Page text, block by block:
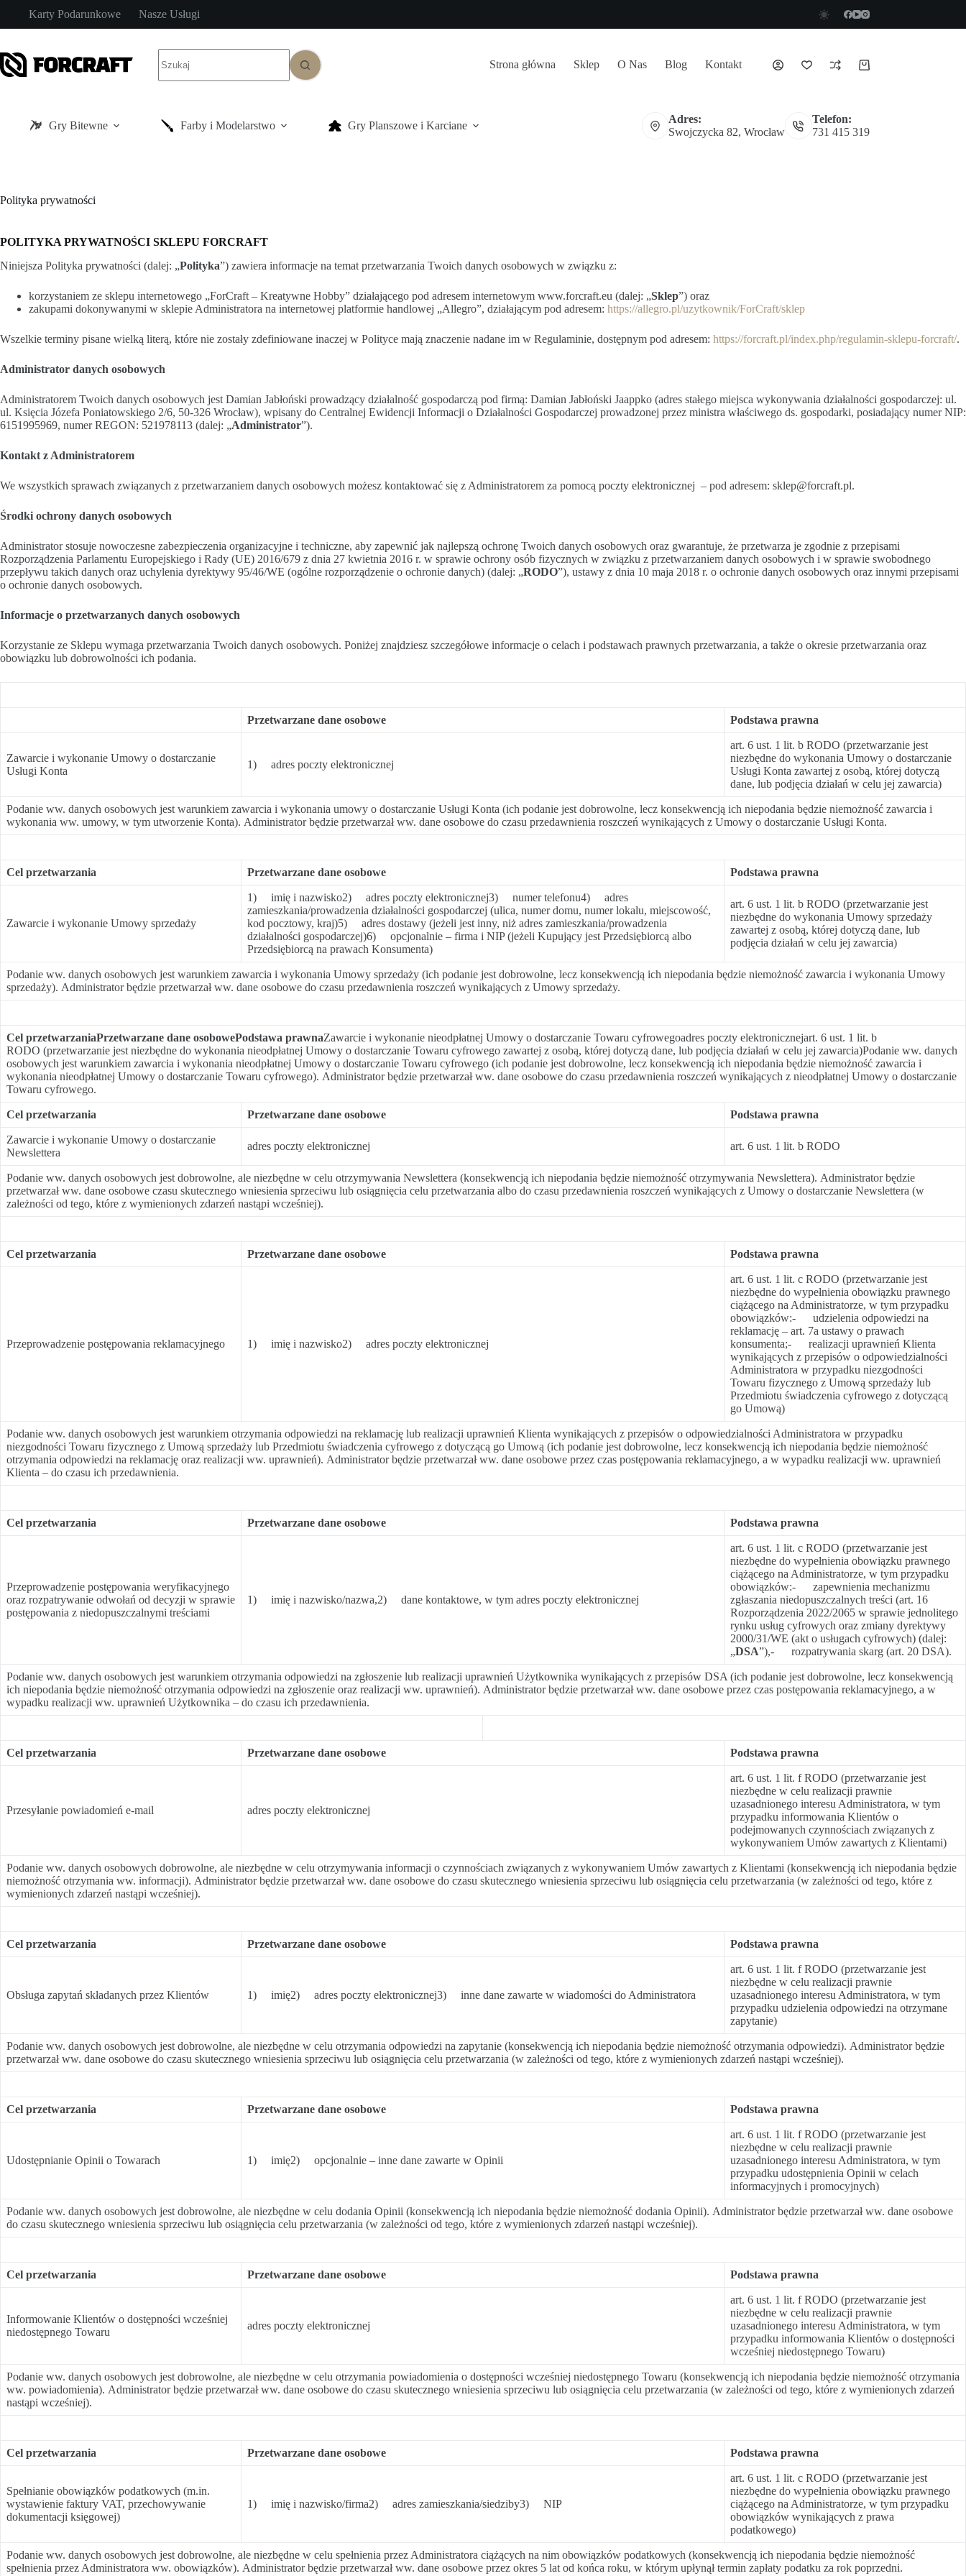
treści
Karty Podarunkowe Nasze Usługi
wyników
Strona główna Sklep O Nas Blog Kontakt Koszyk
Gry Bitewne Farby i Modelarstwo Gry Planszowe i Karciane
Adres:
Swojczycka 82, Wrocław
Telefon:
731 415 319
Polityka prywatności
POLITYKA PRYWATNOŚCI SKLEPU FORCRAFT
Niniejsza Polityka prywatności (dalej: „Polityka”) zawiera informacje na temat przetwarzania Twoich danych osobowych w związku z:
korzystaniem ze sklepu internetowego „ForCraft – Kreatywne Hobby” działającego pod adresem internetowym www.forcraft.eu (dalej: „Sklep”) oraz
zakupami dokonywanymi w sklepie Administratora na internetowej platformie handlowej „Allegro”, działającym pod adresem: https://allegro.pl/uzytkownik/ForCraft/sklep
Wszelkie terminy pisane wielką literą, które nie zostały zdefiniowane inaczej w Polityce mają znaczenie nadane im w Regulaminie, dostępnym pod adresem: https://forcraft.pl/index.php/regulamin-sklepu-forcraft/.
Administrator danych osobowych
Administratorem Twoich danych osobowych jest Damian Jabłoński prowadzący działalność gospodarczą pod firmą: Damian Jabłoński Jaappko (adres stałego miejsca wykonywania działalności gospodarczej: ul.
ul. Księcia Józefa Poniatowskiego 2/6, 50-326 Wrocław), wpisany do Centralnej Ewidencji Informacji o Działalności Gospodarczej prowadzonej przez ministra właściwego ds. gospodarki, posiadający numer NIP:
6151995969, numer REGON: 521978113 (dalej: „Administrator”).
Kontakt z Administratorem
We wszystkich sprawach związanych z przetwarzaniem danych osobowych możesz kontaktować się z Administratorem za pomocą poczty elektronicznej – pod adresem: sklep@forcraft.pl.
Środki ochrony danych osobowych
Administrator stosuje nowoczesne zabezpieczenia organizacyjne i techniczne, aby zapewnić jak najlepszą ochronę Twoich danych osobowych oraz gwarantuje, że przetwarza je zgodnie z przepisami
Rozporządzenia Parlamentu Europejskiego i Rady (UE) 2016/679 z dnia 27 kwietnia 2016 r. w sprawie ochrony osób fizycznych w związku z przetwarzaniem danych osobowych i w sprawie swobodnego
przepływu takich danych oraz uchylenia dyrektywy 95/46/WE (ogólne rozporządzenie o ochronie danych) (dalej: „RODO”), ustawy z dnia 10 maja 2018 r. o ochronie danych osobowych oraz innymi przepisami
o ochronie danych osobowych.
Informacje o przetwarzanych danych osobowych
Korzystanie ze Sklepu wymaga przetwarzania Twoich danych osobowych. Poniżej znajdziesz szczegółowe informacje o celach i podstawach prawnych przetwarzania, a także o okresie przetwarzania oraz
obowiązku lub dobrowolności ich podania.
Przetwarzane dane osobowe Podstawa prawna
Zawarcie i wykonanie Umowy o dostarczanie
Usługi Konta
1) adres poczty elektronicznej
art. 6 ust. 1 lit. b RODO (przetwarzanie jest
niezbędne do wykonania Umowy o dostarczanie
Usługi Konta zawartej z osobą, której dotyczą
dane, lub podjęcia działań w celu jej zawarcia)
Podanie ww. danych osobowych jest warunkiem zawarcia i wykonania umowy o dostarczanie Usługi Konta (ich podanie jest dobrowolne, lecz konsekwencją ich niepodania będzie niemożność zawarcia i
wykonania ww. umowy, w tym utworzenie Konta). Administrator będzie przetwarzał ww. dane osobowe do czasu przedawnienia roszczeń wynikających z Umowy o dostarczanie Usługi Konta.
Cel przetwarzania Przetwarzane dane osobowe Podstawa prawna
Zawarcie i wykonanie Umowy sprzedaży
1) imię i nazwisko2) adres poczty elektronicznej3) numer telefonu4) adres
zamieszkania/prowadzenia działalności gospodarczej (ulica, numer domu, numer lokalu, miejscowość,
kod pocztowy, kraj)5) adres dostawy (jeżeli jest inny, niż adres zamieszkania/prowadzenia
działalności gospodarczej)6) opcjonalnie – firma i NIP (jeżeli Kupujący jest Przedsiębiorcą albo
Przedsiębiorcą na prawach Konsumenta)
art. 6 ust. 1 lit. b RODO (przetwarzanie jest
niezbędne do wykonania Umowy sprzedaży
zawartej z osobą, której dotyczą dane, lub
podjęcia działań w celu jej zawarcia)
Podanie ww. danych osobowych jest warunkiem zawarcia i wykonania Umowy sprzedaży (ich podanie jest dobrowolne, lecz konsekwencją ich niepodania będzie niemożność zawarcia i wykonania Umowy
sprzedaży). Administrator będzie przetwarzał ww. dane osobowe do czasu przedawnienia roszczeń wynikających z Umowy sprzedaży.
Cel przetwarzaniaPrzetwarzane dane osobowePodstawa prawnaZawarcie i wykonanie nieodpłatnej Umowy o dostarczanie Towaru cyfrowegoadres poczty elektronicznejart. 6 ust. 1 lit. b
RODO (przetwarzanie jest niezbędne do wykonania nieodpłatnej Umowy o dostarczanie Towaru cyfrowego zawartej z osobą, której dotyczą dane, lub podjęcia działań w celu jej zawarcia)Podanie ww. danych
osobowych jest warunkiem zawarcia i wykonania nieodpłatnej Umowy o dostarczanie Towaru cyfrowego (ich podanie jest dobrowolne, lecz konsekwencją ich niepodania będzie niemożność zawarcia i
wykonania nieodpłatnej Umowy o dostarczanie Towaru cyfrowego). Administrator będzie przetwarzał ww. dane osobowe do czasu przedawnienia roszczeń wynikających z nieodpłatnej Umowy o dostarczanie
Towaru cyfrowego.
Cel przetwarzania Przetwarzane dane osobowe Podstawa prawna
Zawarcie i wykonanie Umowy o dostarczanie
Newslettera
adres poczty elektronicznej art. 6 ust. 1 lit. b RODO
Podanie ww. danych osobowych jest dobrowolne, ale niezbędne w celu otrzymywania Newslettera (konsekwencją ich niepodania będzie niemożność otrzymywania Newslettera). Administrator będzie
przetwarzał ww. dane osobowe czasu skutecznego wniesienia sprzeciwu lub osiągnięcia celu przetwarzania albo do czasu przedawnienia roszczeń wynikających z Umowy o dostarczanie Newslettera (w
zależności od tego, które z wymienionych zdarzeń nastąpi wcześniej).
Cel przetwarzania Przetwarzane dane osobowe Podstawa prawna
Przeprowadzenie postępowania reklamacyjnego 1) imię i nazwisko2) adres poczty elektronicznej
art. 6 ust. 1 lit. c RODO (przetwarzanie jest
niezbędne do wypełnienia obowiązku prawnego
ciążącego na Administratorze, w tym przypadku
obowiązków:- udzielenia odpowiedzi na
reklamację – art. 7a ustawy o prawach
konsumenta;- realizacji uprawnień Klienta
wynikających z przepisów o odpowiedzialności
Administratora w przypadku niezgodności
Towaru fizycznego z Umową sprzedaży lub
Przedmiotu świadczenia cyfrowego z dotyczącą
go Umową)
Podanie ww. danych osobowych jest warunkiem otrzymania odpowiedzi na reklamację lub realizacji uprawnień Klienta wynikających z przepisów o odpowiedzialności Administratora w przypadku
niezgodności Towaru fizycznego z Umową sprzedaży lub Przedmiotu świadczenia cyfrowego z dotyczącą go Umową (ich podanie jest dobrowolne, lecz konsekwencją ich niepodania będzie niemożność
otrzymania odpowiedzi na reklamację oraz realizacji ww. uprawnień). Administrator będzie przetwarzał ww. dane osobowe przez czas postępowania reklamacyjnego, a w wypadku realizacji ww. uprawnień
Klienta – do czasu ich przedawnienia.
Cel przetwarzania Przetwarzane dane osobowe Podstawa prawna
Przeprowadzenie postępowania weryfikacyjnego
oraz rozpatrywanie odwołań od decyzji w sprawie
postępowania z niedopuszczalnymi treściami
1) imię i nazwisko/nazwa,2) dane kontaktowe, w tym adres poczty elektronicznej
art. 6 ust. 1 lit. c RODO (przetwarzanie jest
niezbędne do wypełnienia obowiązku prawnego
ciążącego na Administratorze, w tym przypadku
obowiązków:- zapewnienia mechanizmu
zgłaszania niedopuszczalnych treści (art. 16
Rozporządzenia 2022/2065 w sprawie jednolitego
rynku usług cyfrowych oraz zmiany dyrektywy
2000/31/WE (akt o usługach cyfrowych) (dalej:
„DSA”),- rozpatrywania skarg (art. 20 DSA).
Podanie ww. danych osobowych jest warunkiem otrzymania odpowiedzi na zgłoszenie lub realizacji uprawnień Użytkownika wynikających z przepisów DSA (ich podanie jest dobrowolne, lecz konsekwencją
ich niepodania będzie niemożność otrzymania odpowiedzi na zgłoszenie oraz realizacji ww. uprawnień). Administrator będzie przetwarzał ww. dane osobowe przez czas postępowania reklamacyjnego, a w
wypadku realizacji ww. uprawnień Użytkownika – do czasu ich przedawnienia.
Cel przetwarzania Przetwarzane dane osobowe Podstawa prawna
Przesyłanie powiadomień e-mail adres poczty elektronicznej
art. 6 ust. 1 lit. f RODO (przetwarzanie jest
niezbędne w celu realizacji prawnie
uzasadnionego interesu Administratora, w tym
przypadku informowania Klientów o
podejmowanych czynnościach związanych z
wykonywaniem Umów zawartych z Klientami)
Podanie ww. danych osobowych dobrowolne, ale niezbędne w celu otrzymywania informacji o czynnościach związanych z wykonywaniem Umów zawartych z Klientami (konsekwencją ich niepodania będzie
niemożność otrzymania ww. informacji). Administrator będzie przetwarzał ww. dane osobowe do czasu skutecznego wniesienia sprzeciwu lub osiągnięcia celu przetwarzania (w zależności od tego, które z
wymienionych zdarzeń nastąpi wcześniej).
Cel przetwarzania Przetwarzane dane osobowe Podstawa prawna
Obsługa zapytań składanych przez Klientów 1) imię2) adres poczty elektronicznej3) inne dane zawarte w wiadomości do Administratora
art. 6 ust. 1 lit. f RODO (przetwarzanie jest
niezbędne w celu realizacji prawnie
uzasadnionego interesu Administratora, w tym
przypadku udzielenia odpowiedzi na otrzymane
zapytanie)
Podanie ww. danych osobowych jest dobrowolne, ale niezbędne w celu otrzymania odpowiedzi na zapytanie (konsekwencją ich niepodania będzie niemożność otrzymania odpowiedzi). Administrator będzie
przetwarzał ww. dane osobowe do czasu skutecznego wniesienia sprzeciwu lub osiągnięcia celu przetwarzania (w zależności od tego, które z wymienionych zdarzeń nastąpi wcześniej).
Cel przetwarzania Przetwarzane dane osobowe Podstawa prawna
Udostępnianie Opinii o Towarach 1) imię2) opcjonalnie – inne dane zawarte w Opinii
art. 6 ust. 1 lit. f RODO (przetwarzanie jest
niezbędne w celu realizacji prawnie
uzasadnionego interesu Administratora, w tym
przypadku udostępnienia Opinii w celach
informacyjnych i promocyjnych)
Podanie ww. danych osobowych jest dobrowolne, ale niezbędne w celu dodania Opinii (konsekwencją ich niepodania będzie niemożność dodania Opinii). Administrator będzie przetwarzał ww. dane osobowe
do czasu skutecznego wniesienia sprzeciwu lub osiągnięcia celu przetwarzania (w zależności od tego, które z wymienionych zdarzeń nastąpi wcześniej).
Cel przetwarzania Przetwarzane dane osobowe Podstawa prawna
Informowanie Klientów o dostępności wcześniej
niedostępnego Towaru
adres poczty elektronicznej
art. 6 ust. 1 lit. f RODO (przetwarzanie jest
niezbędne w celu realizacji prawnie
uzasadnionego interesu Administratora, w tym
przypadku informowania Klientów o dostępności
wcześniej niedostępnego Towaru)
Podanie ww. danych osobowych jest dobrowolne, ale niezbędne w celu otrzymania powiadomienia o dostępności wcześniej niedostępnego Towaru (konsekwencją ich niepodania będzie niemożność otrzymania
ww. powiadomienia). Administrator będzie przetwarzał ww. dane osobowe do czasu skutecznego wniesienia sprzeciwu lub osiągnięcia celu przetwarzania (w zależności od tego, które z wymienionych zdarzeń
nastąpi wcześniej).
Cel przetwarzania Przetwarzane dane osobowe Podstawa prawna
Spełnianie obowiązków podatkowych (m.in.
wystawienie faktury VAT, przechowywanie
dokumentacji księgowej)
1) imię i nazwisko/firma2) adres zamieszkania/siedziby3) NIP
art. 6 ust. 1 lit. c RODO (przetwarzanie jest
niezbędne do wypełnienia obowiązku prawnego
ciążącego na Administratorze, w tym przypadku
obowiązków wynikających z prawa
podatkowego)
Podanie ww. danych osobowych jest dobrowolne, ale niezbędne w celu spełnienia przez Administratora ciążących na nim obowiązków podatkowych (konsekwencją ich niepodania będzie niemożność
spełnienia przez Administratora ww. obowiązków). Administrator będzie przetwarzał ww. dane osobowe przez okres 5 lat od końca roku, w którym upłynął termin zapłaty podatku za rok poprzedni.